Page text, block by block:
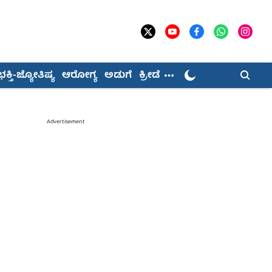
ಜ್ಯೋತಿಷ್ಯ ಆರೋಗ್ಯ ಅಡುಗೆ ಕ್ರೀಡೆ
Advertisement